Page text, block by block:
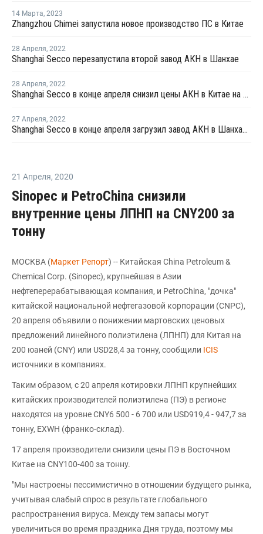
14 Марта, 2023
Zhangzhou Chimei запустила новое производство ПС в Китае
28 Апреля, 2022
Shanghai Secco перезапустила второй завод АКН в Шанхае
28 Апреля, 2022
Shanghai Secco в конце апреля снизил цены АКН в Китае на CNY100 за тонну
27 Апреля, 2022
Shanghai Secco в конце апреля загрузил завод АКН в Шанхае на уровне 50%
21 Апреля, 2020
Sinopec и PetroChina снизили
внутренние цены ЛПНП на CNY200 за
тонну
МОСКВА (Маркет Репорт) -- Китайская China Petroleum &
Chemical Corp. (Sinopec), крупнейшая в Азии
нефтеперерабатывающая компания, и PetroChina, "дочка"
китайской национальной нефтегазовой корпорации (CNPC),
20 апреля объявили о понижении мартовских ценовых
предложений линейного полиэтилена (ЛПНП) для Китая на
200 юаней (CNY) или USD28,4 за тонну, сообщили ICIS
источники в компаниях.
Таким образом, c 20 апреля котировки ЛПНП крупнейших
китайских производителей полиэтилена (ПЭ) в регионе
находятся на уровне CNY6 500 - 6 700 или USD919,4 - 947,7 за
тонну, EXWH (франко-склад).
17 апреля производители снизили цены ПЭ в Восточном
Китае на CNY100-400 за тонну.
"Мы настроены пессимистично в отношении будущего рынка,
учитывая слабый спрос в результате глобального
распространения вируса. Между тем запасы могут
увеличиться во время праздника Дня труда, поэтому мы